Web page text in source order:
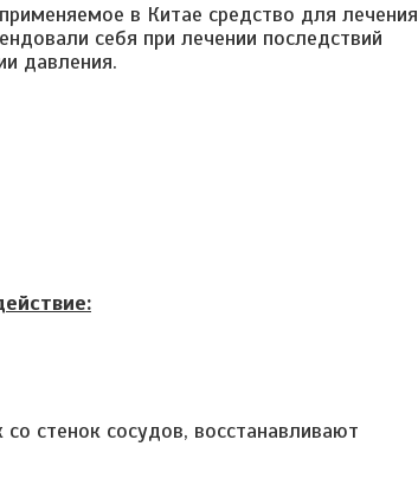
в Китае средство для лечения
себя при лечении последствий
давления.
стенок сосудов, восстанавливают